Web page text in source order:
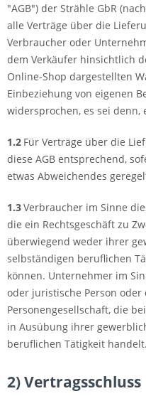
"AGB") der Strähle GbR
alle Verträge über die
Verbraucher oder
dem Verkäufer hinsichtlich
Online-Shop dargestellten
Einbeziehung von eigenen
widersprochen, es sei denn,
1.2 Für Verträge über die
diese AGB entsprechend,
etwas Abweichendes
1.3Verbraucher im Sinne
die ein Rechtsgeschäft zu
überwiegend weder ihrer
selbständigen beruflichen
können. Unternehmer im
oder juristische Person oder
Personengesellschaft, die
in Ausübung ihrer
beruflichen Tätigkeit handelt.
2) Vertragsschluss